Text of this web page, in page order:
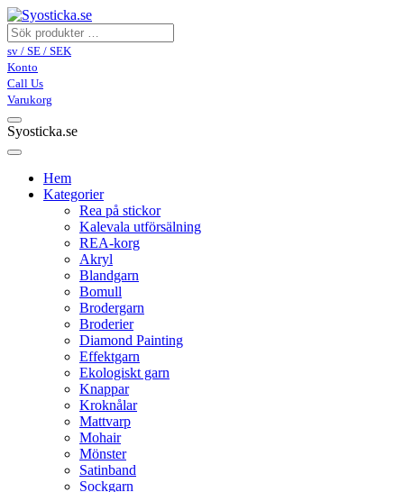
sv / SE / SEK
Konto
Call Us
Varukorg
Syosticka.se
Hem
Kategorier
Rea på stickor
Kalevala utförsälning
REA-korg
Akryl
Blandgarn
Bomull
Brodergarn
Broderier
Diamond Painting
Effektgarn
Ekologiskt garn
Knappar
Kroknålar
Mattvarp
Mohair
Mönster
Satinband
Sockgarn